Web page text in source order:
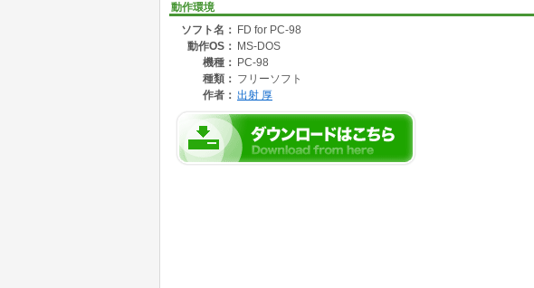
動作環境
ソフト名： FD for PC-98
動作OS： MS-DOS
機種： PC-98
種類： フリーソフト
作者： 出射 厚